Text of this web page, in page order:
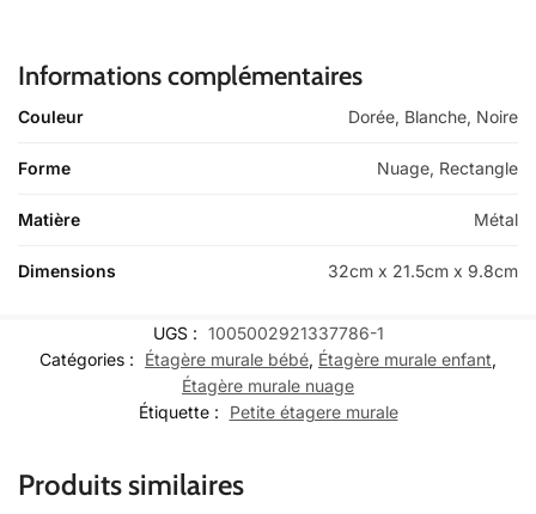
Informations complémentaires
Couleur Dorée, Blanche, Noire
Forme Nuage, Rectangle
Matière Métal
Dimensions 32cm x 21.5cm x 9.8cm
UGS : 1005002921337786-1
Catégories :
Étagère murale bébé, Étagère murale enfant,
Étagère murale nuage
Étiquette :
Petite étagere murale
Produits similaires